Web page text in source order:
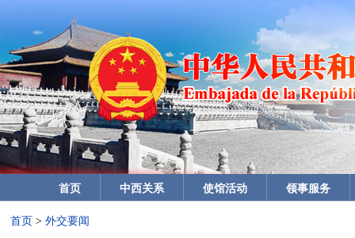
首页 中西关系 使馆活动 领事服务
首页 > 外交要闻